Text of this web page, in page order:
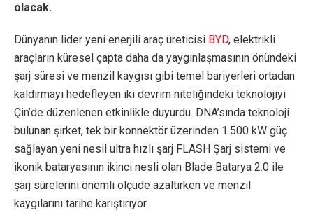
olacak.
Dünyanın lider yeni enerjili araç üreticisi BYD, elektrikli
araçların küresel çapta daha da yaygınlaşmasının önündeki
şarj süresi ve menzil kaygısı gibi temel bariyerleri ortadan
kaldırmayı hedefleyen iki devrim niteliğindeki teknolojiyi
Çin’de düzenlenen etkinlikle duyurdu. DNA’sında teknoloji
bulunan şirket, tek bir konnektör üzerinden 1.500 kW güç
sağlayan yeni nesil ultra hızlı şarj FLASH Şarj sistemi ve
ikonik bataryasının ikinci nesli olan Blade Batarya 2.0 ile
şarj sürelerini önemli ölçüde azaltırken ve menzil
kaygılarını tarihe karıştırıyor.